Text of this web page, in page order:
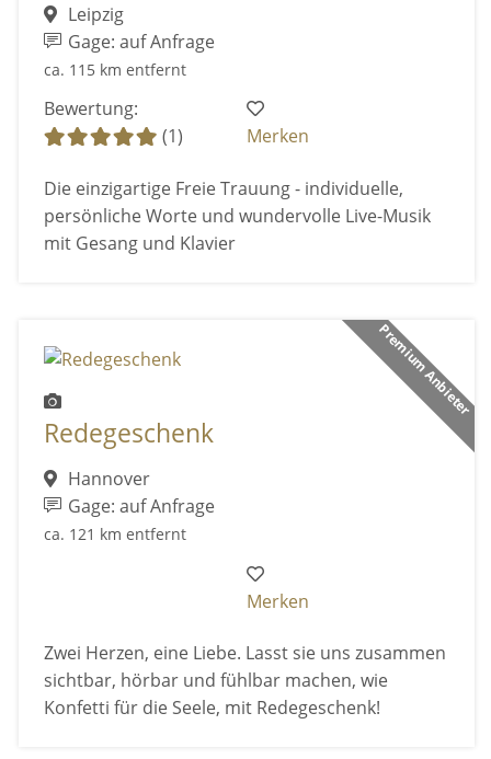
Leipzig
Gage: auf Anfrage
ca. 115 km entfernt
Bewertung:
(1)
Merken
Die einzigartige Freie Trauung - individuelle,
persönliche Worte und wundervolle Live-Musik
mit Gesang und Klavier
Premium Anbieter
Redegeschenk
Hannover
Gage: auf Anfrage
ca. 121 km entfernt
Merken
Zwei Herzen, eine Liebe. Lasst sie uns zusammen
sichtbar, hörbar und fühlbar machen, wie
Konfetti für die Seele, mit Redegeschenk!